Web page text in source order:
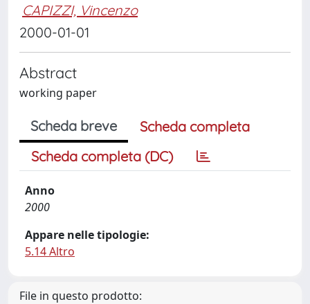
CAPIZZI, Vincenzo
2000-01-01
Abstract
working paper
Scheda breve
Scheda completa
Scheda completa (DC)
Anno
2000
Appare nelle tipologie:
5.14 Altro
File in questo prodotto: